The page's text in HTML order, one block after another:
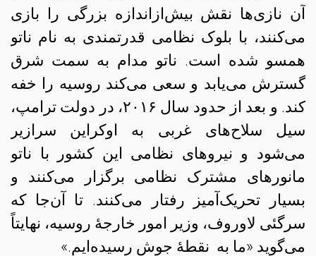
آن نازی‌ها نقش بیش‌از‌اندازه‌ بزرگی را بازی
می‌کنند، با بلوک نظامی قدرتمندی به نام ناتو
همسو شده است. ناتو مدام به سمت شرق
گسترش می‌یابد و سعی می‌کند روسیه را خفه
کند. و بعد از حدود سال ۲۰۱۶، در دولت ترامپ،
سیل سلاح‌های غربی به اوکراین سرازیر
می‌شود و نیروهای نظامی این کشور با ناتو
مانورهای مشترک نظامی برگزار می‌کنند و
بسیار تحریک‌آمیز رفتار می‌کنند. تا آن‌جا که
سرگئی لاوروف، وزیر امور خارجهٔ روسیه، نهایتاً
می‌گوید «ما به نقطهٔ جوش رسیده‌ایم.»